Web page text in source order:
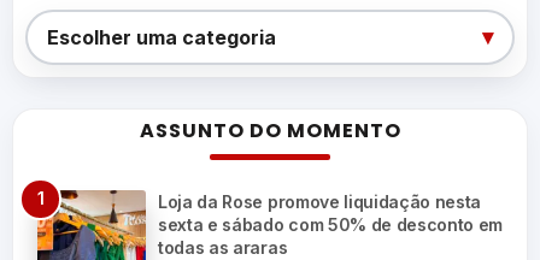
Categorias
Escolher uma categoria ▾
ASSUNTO DO MOMENTO
Loja da Rose promove liquidação nesta
sexta e sábado com 50% de desconto em
todas as araras